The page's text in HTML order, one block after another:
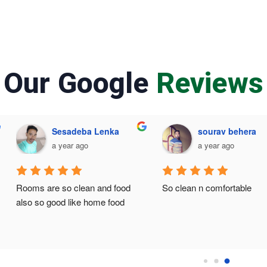
Our Google Reviews
Gautam Patra
a year ago
Dharam
a year ago
It's wonderful place